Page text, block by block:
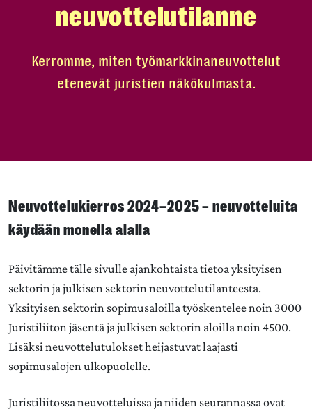
neuvottelutilanne
Kerromme, miten työmarkkinaneuvottelut
etenevät juristien näkökulmasta.
Neuvottelukierros 2024–2025 – neuvotteluita
käydään monella alalla
Päivitämme tälle sivulle ajankohtaista tietoa yksityisen
sektorin ja julkisen sektorin neuvottelutilanteesta.
Yksityisen sektorin sopimusaloilla työskentelee noin 3000
Juristiliiton jäsentä ja julkisen sektorin aloilla noin 4500.
Lisäksi neuvottelutulokset heijastuvat laajasti
sopimusalojen ulkopuolelle.
Juristiliitossa neuvotteluissa ja niiden seurannassa ovat